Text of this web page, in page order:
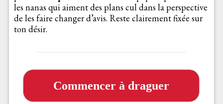
les nanas qui aiment des plans cul dans la perspective
de les faire changer d’avis. Reste clairement fixée sur
ton désir.
Commencer à draguer